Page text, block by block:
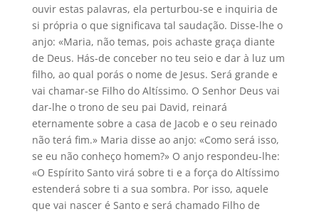
ouvir estas palavras, ela perturbou-se e inquiria de
si própria o que significava tal saudação. Disse-lhe o
anjo: «Maria, não temas, pois achaste graça diante
de Deus. Hás-de conceber no teu seio e dar à luz um
filho, ao qual porás o nome de Jesus. Será grande e
vai chamar-se Filho do Altíssimo. O Senhor Deus vai
dar-lhe o trono de seu pai David, reinará
eternamente sobre a casa de Jacob e o seu reinado
não terá fim.» Maria disse ao anjo: «Como será isso,
se eu não conheço homem?» O anjo respondeu-lhe:
«O Espírito Santo virá sobre ti e a força do Altíssimo
estenderá sobre ti a sua sombra. Por isso, aquele
que vai nascer é Santo e será chamado Filho de